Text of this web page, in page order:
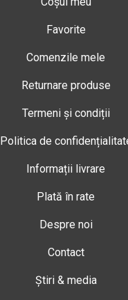
Favorite
Comenzile mele
Returnare produse
Termeni și condiții
Politica de
Informații livrare
Plată în rate
Despre noi
Contact
Știri & media